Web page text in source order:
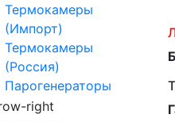
Термокамеры
(Импорт)
Термокамеры
(Россия)
Парогенераторы